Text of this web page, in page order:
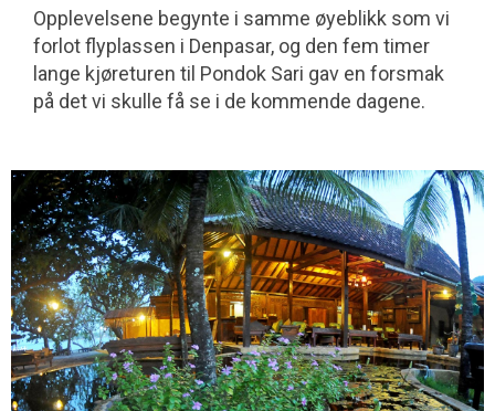
Opplevelsene begynte i samme øyeblikk som vi
forlot flyplassen i Denpasar, og den fem timer
lange kjøreturen til Pondok Sari gav en forsmak
på det vi skulle få se i de kommende dagene.